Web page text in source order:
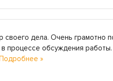
своего дела. Очень грамотно
процессе обсуждения
»